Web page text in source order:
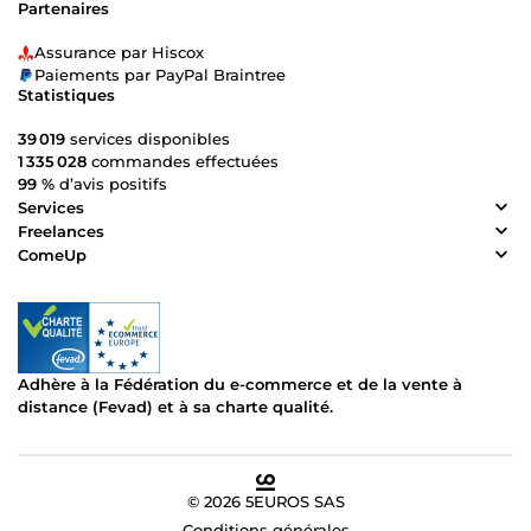
Partenaires
Assurance par Hiscox
Paiements par PayPal Braintree
Statistiques
39 019 services disponibles
1 335 028 commandes effectuées
99 % d’avis positifs
Services
Freelances
ComeUp
Adhère à la Fédération du e-commerce et de la vente à
distance (Fevad) et à sa charte qualité.
© 2026 5EUROS SAS